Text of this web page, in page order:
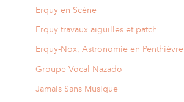
Erquy en Scène
Erquy travaux aiguilles et patch
Erquy-Nox, Astronomie en Penthièvre
Groupe Vocal Nazado
Jamais Sans Musique